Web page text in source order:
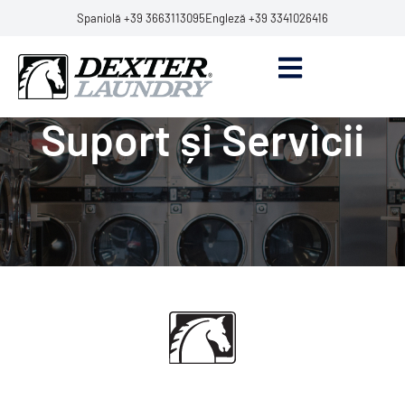
Spaniolă +39 3663113095Engleză +39 3341026416
Suport și Servicii